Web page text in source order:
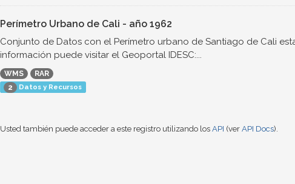
Perímetro Urbano de Cali - año 1962
Conjunto de Datos con el Perímetro urbano de Santiago de Cali
información puede visitar el Geoportal IDESC:...
WMS
RAR
2
Datos y Recursos
Usted también puede acceder a este registro utilizando los API (ver API Docs).